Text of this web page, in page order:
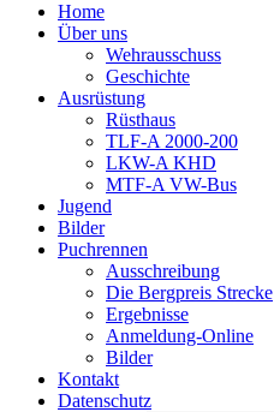
Home
Über uns
Wehrausschuss
Geschichte
Ausrüstung
Rüsthaus
TLF-A 2000-200
LKW-A KHD
MTF-A VW-Bus
Jugend
Bilder
Puchrennen
Ausschreibung
Die Bergpreis Strecke
Ergebnisse
Anmeldung-Online
Bilder
Kontakt
Datenschutz